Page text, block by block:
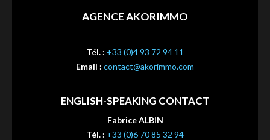
AGENCE AKORIMMO
Tél. : +33 (0)4 93 72 94 11
Email : contact@akorimmo.com
ENGLISH-SPEAKING CONTACT
Fabrice ALBIN
Tél. : +33 (0)6 70 85 32 94